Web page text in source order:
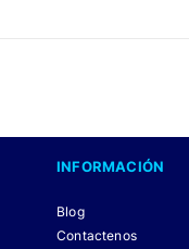
INFORMACIÓN
Blog
Contactenos